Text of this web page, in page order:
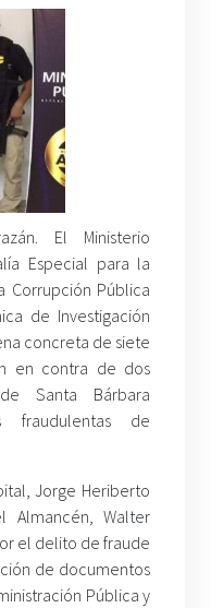
El Ministerio
Especial para la
Corrupción Pública
de Investigación
concreta de siete
en contra de dos
Santa Bárbara
fraudulentas de
Jorge Heriberto
Walter
el delito de fraude
de documentos
Pública y